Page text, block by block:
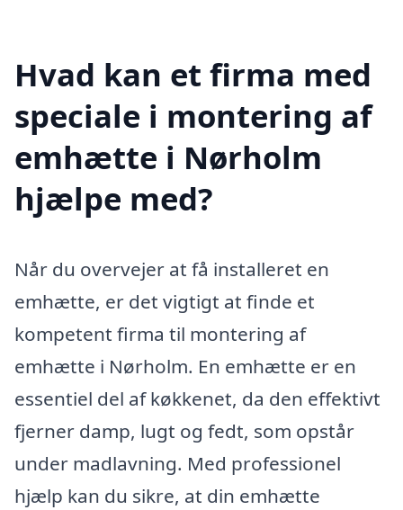
Hvad kan et firma med
speciale i montering af
emhætte i Nørholm
hjælpe med?
Når du overvejer at få installeret en
emhætte, er det vigtigt at finde et
kompetent firma til montering af
emhætte i Nørholm. En emhætte er en
essentiel del af køkkenet, da den effektivt
fjerner damp, lugt og fedt, som opstår
under madlavning. Med professionel
hjælp kan du sikre, at din emhætte